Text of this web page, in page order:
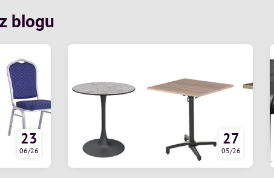
blogu
23
06/26
27
05/26